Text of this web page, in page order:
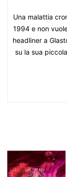
Una malattia
1994 e non
headliner a
su la sua